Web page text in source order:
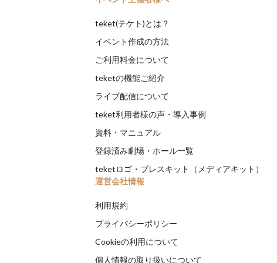
teket(テケト)とは？
イベント作成の方法
ご利用料金について
teketの機能ご紹介
ライブ配信について
teket利用者様の声・導入事例
資料・マニュアル
登録済み劇場・ホール一覧
teketロゴ・プレスキット（メディアキット）
運営会社情報
利用規約
プライバシーポリシー
Cookieの利用について
個人情報の取り扱いについて